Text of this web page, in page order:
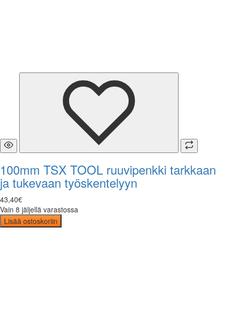
100mm TSX TOOL ruuvipenkki tarkkaan
ja tukevaan työskentelyyn
43,40€
Vain 8 jäljellä varastossa
Lisää ostoskoriin